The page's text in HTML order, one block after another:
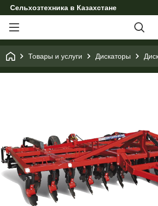
Сельхозтехника в Казахстане
Товары и услуги Дискаторы